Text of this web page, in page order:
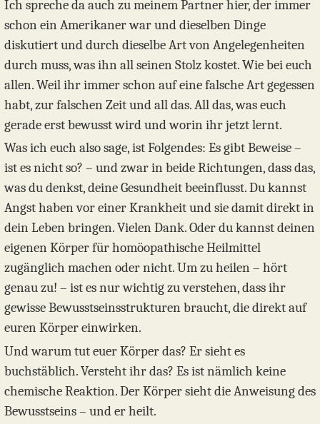
Ich spreche da auch zu meinem Partner hier, der immer
schon ein Amerikaner war und dieselben Dinge
diskutiert und durch dieselbe Art von Angelegenheiten
durch muss, was ihn all seinen Stolz kostet. Wie bei euch
allen. Weil ihr immer schon auf eine falsche Art gegessen
habt, zur falschen Zeit und all das. All das, was euch
gerade erst bewusst wird und worin ihr jetzt lernt.
Was ich euch also sage, ist Folgendes: Es gibt Beweise –
ist es nicht so? – und zwar in beide Richtungen, dass das,
was du denkst, deine Gesundheit beeinflusst. Du kannst
Angst haben vor einer Krankheit und sie damit direkt in
dein Leben bringen. Vielen Dank. Oder du kannst deinen
eigenen Körper für homöopathische Heilmittel
zugänglich machen oder nicht. Um zu heilen – hört
genau zu! – ist es nur wichtig zu verstehen, dass ihr
gewisse Bewusstseinsstrukturen braucht, die direkt auf
euren Körper einwirken.
Und warum tut euer Körper das? Er sieht es
buchstäblich. Versteht ihr das? Es ist nämlich keine
chemische Reaktion. Der Körper sieht die Anweisung des
Bewusstseins – und er heilt.